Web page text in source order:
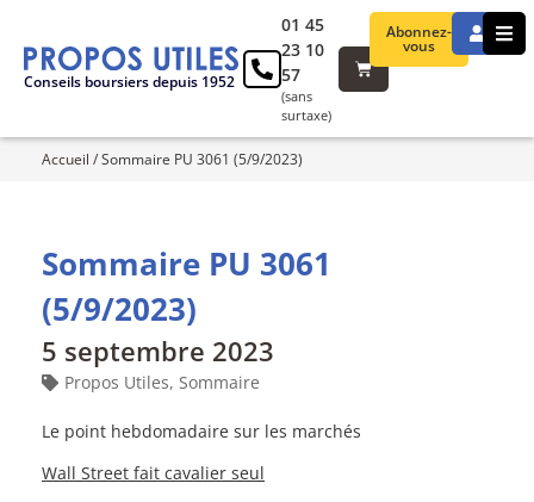
Conseils boursiers depuis 1952
Abonnez-
vous
01 45
23 10
57
(sans
surtaxe)
Accueil /Sommaire PU 3061 (5/9/2023)
Sommaire PU 3061
(5/9/2023)
5 septembre 2023
Propos Utiles, Sommaire
Le point hebdomadaire sur les marchés
Wall Street fait cavalier seul